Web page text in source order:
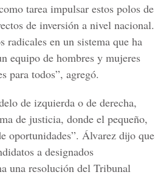
tarea impulsar estos polos de
de inversión a nivel nacional.
radicales en un sistema que ha
equipo de hombres y mujeres
para todos”, agregó.
de izquierda o de derecha,
de justicia, donde el pequeño,
oportunidades”. Álvarez dijo que
a designados
una resolución del Tribunal